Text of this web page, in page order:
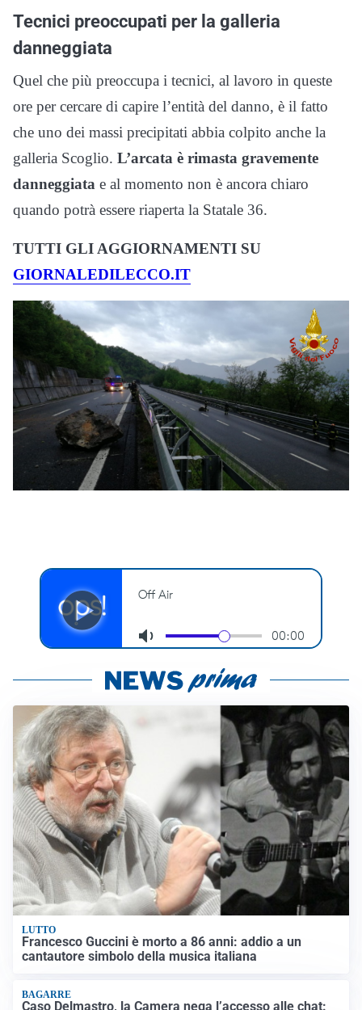
Tecnici preoccupati per la galleria
danneggiata
Quel che più preoccupa i tecnici, al lavoro in queste
ore per cercare di capire l’entità del danno, è il fatto
che uno dei massi precipitati abbia colpito anche la
galleria Scoglio. L’arcata è rimasta gravemente
danneggiata e al momento non è ancora chiaro
quando potrà essere riaperta la Statale 36.
TUTTI GLI AGGIORNAMENTI SU
GIORNALEDILECCO.IT
LUTTO
Francesco Guccini è morto a 86 anni: addio a un
cantautore simbolo della musica italiana
BAGARRE
Caso Delmastro, la Camera nega l’accesso alle chat: